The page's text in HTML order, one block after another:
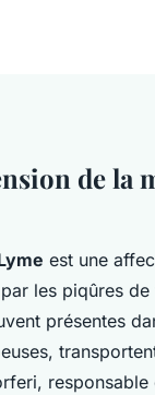
de la
est une
les piqûres
présentes